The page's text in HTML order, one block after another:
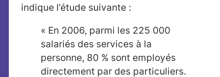
indique l’étude suivante :
« En 2006, parmi les 225 000
salariés des services à la
personne, 80 % sont employés
directement par des particuliers.